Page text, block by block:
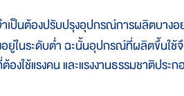
เป็นต้องปรับปรุงอุปกรณ์การผลิตบางอ
ยู่ในระดับต่ำ ฉะนั้นอุปกรณ์ที่ผลิตขึ้นใช้
องใช้แรงคน และแรงงานธรรมชาติประ